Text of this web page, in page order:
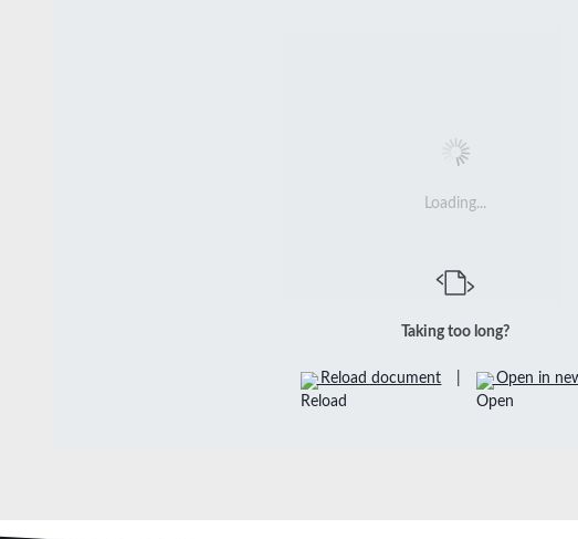
Loading...
Taking too long?
Reload document Open in